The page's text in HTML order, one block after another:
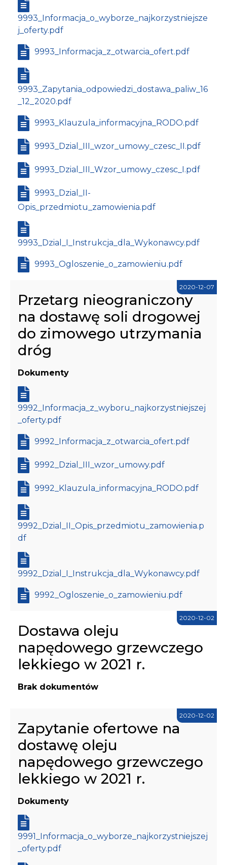
9993_Informacja_o_wyborze_najkorzystniejsze
j_oferty.pdf
9993_Informacja_z_otwarcia_ofert.pdf
9993_Zapytania_odpowiedzi_dostawa_paliw_16
_12_2020.pdf
9993_Klauzula_informacyjna_RODO.pdf
9993_Dzial_III_wzor_umowy_czesc_II.pdf
9993_Dzial_III_Wzor_umowy_czesc_I.pdf
9993_Dzial_II-
Opis_przedmiotu_zamowienia.pdf
9993_Dzial_I_Instrukcja_dla_Wykonawcy.pdf
9993_Ogloszenie_o_zamowieniu.pdf
Przetarg nieograniczony
na dostawę soli drogowej
do zimowego utrzymania
dróg
2020-12-07
Dokumenty
9992_Informacja_z_wyboru_najkorzystniejszej
_oferty.pdf
9992_Informacja_z_otwarcia_ofert.pdf
9992_Dzial_III_wzor_umowy.pdf
9992_Klauzula_informacyjna_RODO.pdf
9992_Dzial_II_Opis_przedmiotu_zamowienia.p
df
9992_Dzial_I_Instrukcja_dla_Wykonawcy.pdf
9992_Ogloszenie_o_zamowieniu.pdf
Dostawa oleju
napędowego grzewczego
lekkiego w 2021 r.
2020-12-02
Brak dokumentów
Zapytanie ofertowe na
dostawę oleju
napędowego grzewczego
lekkiego w 2021 r.
2020-12-02
Dokumenty
9991_Informacja_o_wyborze_najkorzystniejszej
_oferty.pdf